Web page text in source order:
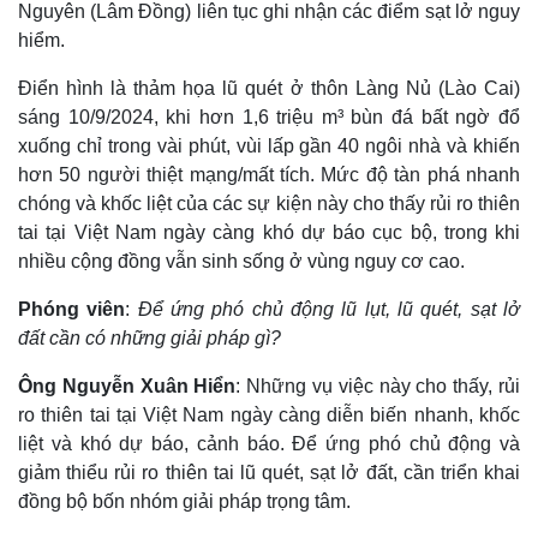
Thế giới
Cuộc sống đó đây
Hồ sơ
Ảnh
E-Magazine
Infographic
Nguyên (Lâm Đồng) liên tục ghi nhận các điểm sạt lở nguy
hiểm.
Điển hình là thảm họa lũ quét ở thôn Làng Nủ (Lào Cai)
sáng 10/9/2024, khi hơn 1,6 triệu m³ bùn đá bất ngờ đổ
xuống chỉ trong vài phút, vùi lấp gần 40 ngôi nhà và khiến
hơn 50 người thiệt mạng/mất tích. Mức độ tàn phá nhanh
chóng và khốc liệt của các sự kiện này cho thấy rủi ro thiên
tai tại Việt Nam ngày càng khó dự báo cục bộ, trong khi
nhiều cộng đồng vẫn sinh sống ở vùng nguy cơ cao.
Phóng viên: Để ứng phó chủ động lũ lụt, lũ quét, sạt lở
đất cần có những giải pháp gì?
Ông Nguyễn Xuân Hiển: Những vụ việc này cho thấy, rủi
ro thiên tai tại Việt Nam ngày càng diễn biến nhanh, khốc
liệt và khó dự báo, cảnh báo. Để ứng phó chủ động và
giảm thiểu rủi ro thiên tai lũ quét, sạt lở đất, cần triển khai
đồng bộ bốn nhóm giải pháp trọng tâm.